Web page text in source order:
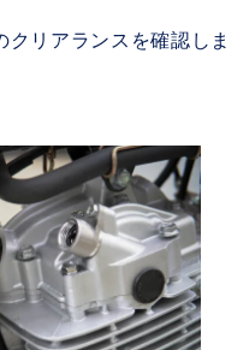
リアランスを確認しま